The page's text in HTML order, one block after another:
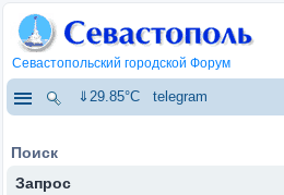
Севастопольский городской Форум
⇓29.85°C telegram
Поиск
Запрос